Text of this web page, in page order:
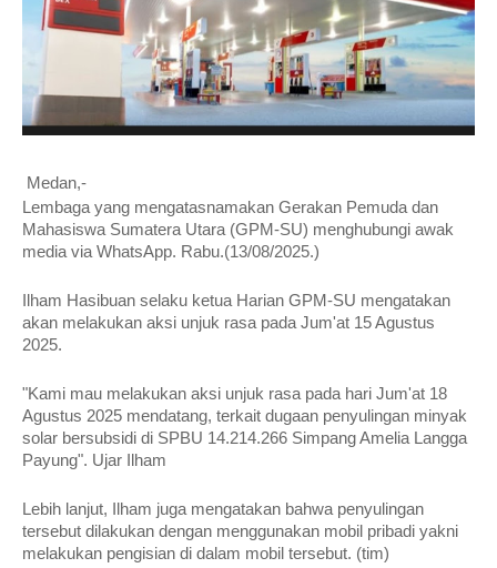
Medan,-
Lembaga yang mengatasnamakan Gerakan Pemuda dan
Mahasiswa Sumatera Utara (GPM-SU) menghubungi awak
media via WhatsApp. Rabu.(13/08/2025.)
Ilham Hasibuan selaku ketua Harian GPM-SU mengatakan
akan melakukan aksi unjuk rasa pada Jum'at 15 Agustus
2025.
"Kami mau melakukan aksi unjuk rasa pada hari Jum'at 18
Agustus 2025 mendatang, terkait dugaan penyulingan minyak
solar bersubsidi di SPBU 14.214.266 Simpang Amelia Langga
Payung". Ujar Ilham
Lebih lanjut, Ilham juga mengatakan bahwa penyulingan
tersebut dilakukan dengan menggunakan mobil pribadi yakni
melakukan pengisian di dalam mobil tersebut. (tim)